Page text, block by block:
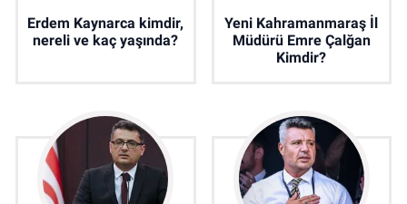
Erdem Kaynarca kimdir,
nereli ve kaç yaşında?
Yeni Kahramanmaraş İl
Müdürü Emre Çalğan
Kimdir?